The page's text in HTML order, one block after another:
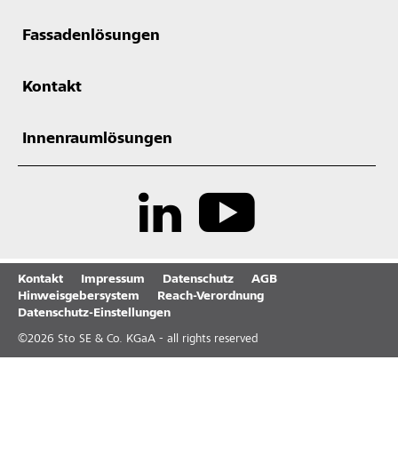
Fassadenlösungen
Kontakt
Innenraumlösungen
Kontakt Impressum Datenschutz
AGB
Hinweisgebersystem
Reach-Verordnung
Datenschutz-Einstellungen
©2026 Sto SE & Co. KGaA - all rights reserved